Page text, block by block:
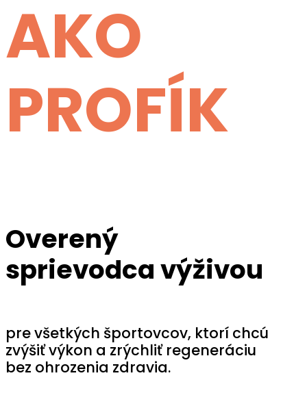
AKO
PROFÍK
Overený
sprievodca výživou
pre všetkých športovcov, ktorí chcú
zvýšiť výkon a zrýchliť regeneráciu
bez ohrozenia zdravia.